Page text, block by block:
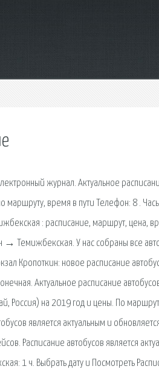
журнал. Актуальное
время в пути Телефон: 8 .
: расписание, маршрут, цена,
→ Темижбекская. У нас собраны все
Кропоткин: новое расписание
Актуальное расписание
Россия) на 2019 год и цены. По
является актуальным и
Расписание автобусов является
1 ч. Выбрать дату и Посмотреть